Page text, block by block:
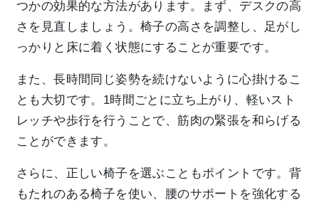
つかの効果的な方法があります。まず、デスクの高
さを見直しましょう。椅子の高さを調整し、足がし
っかりと床に着く状態にすることが重要です。
また、長時間同じ姿勢を続けないように心掛けるこ
とも大切です。1時間ごとに立ち上がり、軽いスト
レッチや歩行を行うことで、筋肉の緊張を和らげる
ことができます。
さらに、正しい椅子を選ぶこともポイントです。背
もたれのある椅子を使い、腰のサポートを強化する